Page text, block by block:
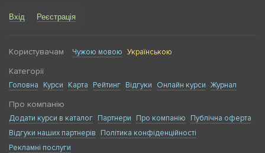
Вхід Реєстрація
Користувачам Чужою мовою Українською
Категорії
Головна Курси Карта Рейтинг Відгуки Онлайн курси Журнал
Про компанію
Додати курси в каталог Партнери Про компанію
Публічна оферта
Відгуки наших партнерів
Політика конфіденційності
Рекламні послуги